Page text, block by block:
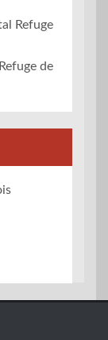
Refuge
de